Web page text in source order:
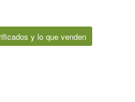
y lo que venden